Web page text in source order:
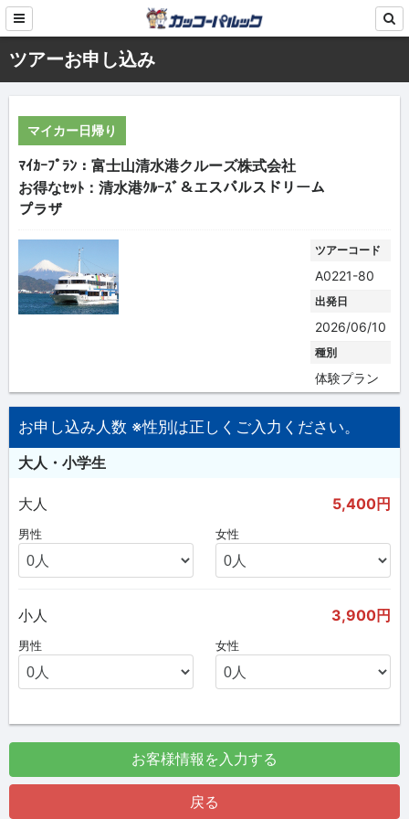
ツアーお申し込み
マイカー日帰り
ﾏｲｶｰﾌﾟﾗﾝ：富士山清水港クルーズ株式会社
お得なｾｯﾄ：清水港ｸﾙｰｽﾞ＆エスパルスドリーム
プラザ
ツアーコード
A0221-80
出発日
2026/06/10
種別
体験プラン
お申し込み人数 ※性別は正しくご入力ください。
大人・小学生
大人 5,400円
男性 女性
小人 3,900円
男性 女性
お客様情報を入力する
戻る